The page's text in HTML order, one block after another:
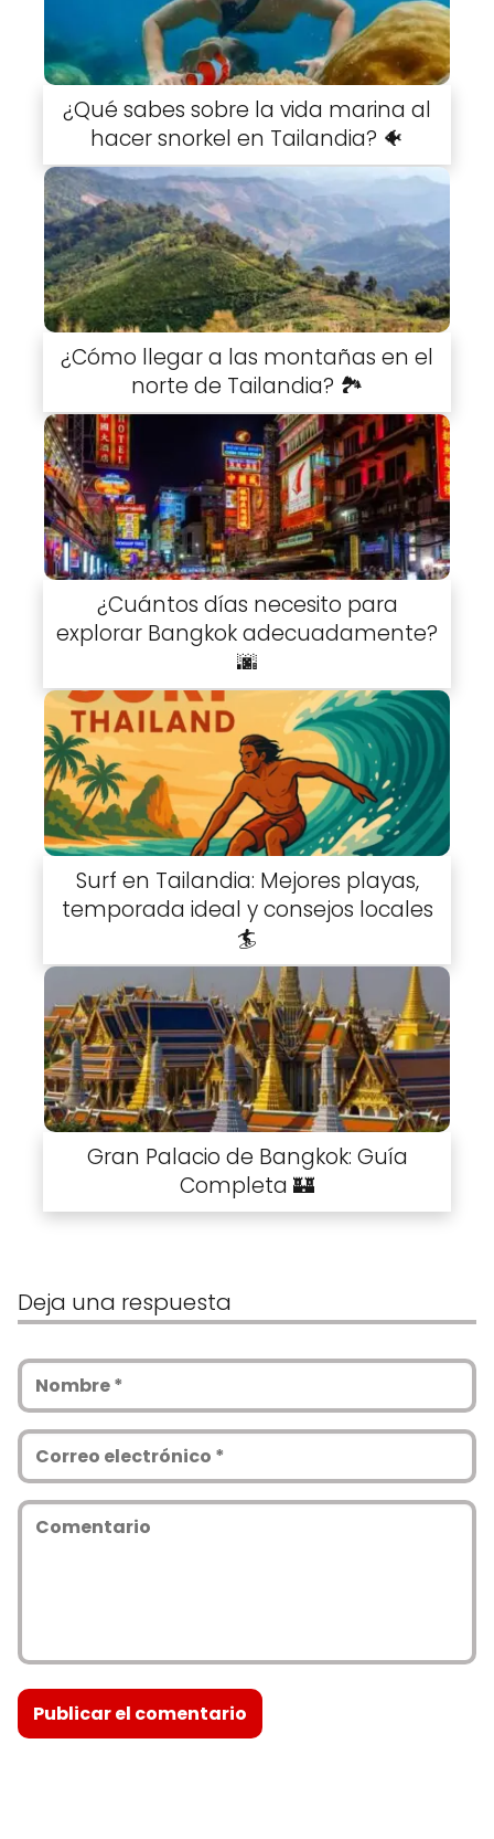
¿Qué sabes sobre la vida marina al
hacer snorkel en Tailandia? 🐠
¿Cómo llegar a las montañas en el
norte de Tailandia? 🏞️
¿Cuántos días necesito para
explorar Bangkok adecuadamente?
🌆
Surf en Tailandia: Mejores playas,
temporada ideal y consejos locales
🏄
Gran Palacio de Bangkok: Guía
Completa 🏰
Deja una respuesta